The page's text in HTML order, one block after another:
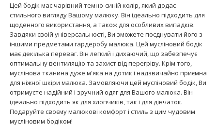
Цей бодік має чарівний темно-синій колір, який додає
стильного вигляду Вашому малюку. Він ідеально підходить для
щоденного використання, а також для особливих випадків.
Завдяки своій універсальності, Ви зможете поєднувати його з
іншими предметами гардеробу малюка. Цей мусліновий бодік
має декілька переваг. Він легкий і дихаючий, що забезпечує
оптимальну вентиляцію та захист від перегріву. Крім того,
муслінова тканина дуже м'яка на дотик і надзвичайно приємна
для ніжної шкіри малюка. Замовляючи цей мусліновий бодік, Ви
отримуєте надійний і зручний одяг для Вашого малюка. Він
ідеально підходить як для хлопчиків, так і для дівчаток.
Подаруйте своєму малюкові комфорт і стиль з цим чудовим
мусліновим бодіком!